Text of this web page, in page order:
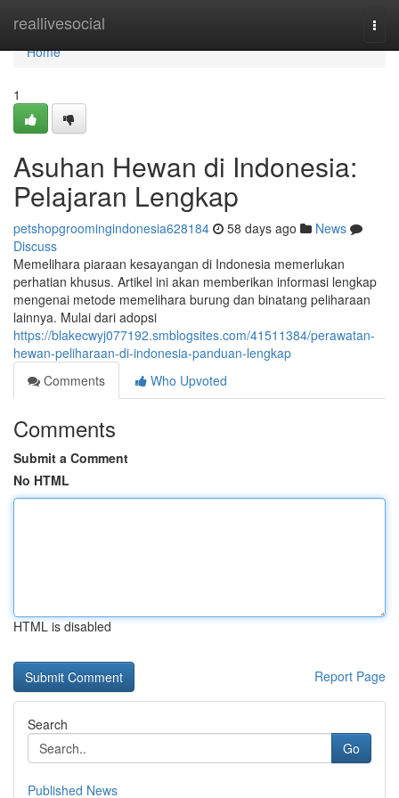
reallivesocial
Home
Home
1
Asuhan Hewan di Indonesia:
Pelajaran Lengkap
petshopgroomingindonesia628184 58 days ago
News
Discuss
Memelihara piaraan kesayangan di Indonesia memerlukan
perhatian khusus. Artikel ini akan memberikan informasi lengkap
mengenai metode memelihara burung dan binatang peliharaan
lainnya. Mulai dari adopsi
https://blakecwyj077192.smblogsites.com/41511384/perawatan-
hewan-peliharaan-di-indonesia-panduan-lengkap
Comments
Who Upvoted
Comments
Submit a Comment
No HTML
HTML is disabled
Report Page
Search
Go
Published News